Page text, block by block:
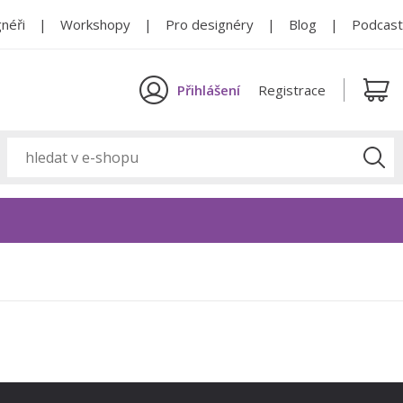
Workshopy Pro designéry Blog Podcast
Přihlášení Registrace